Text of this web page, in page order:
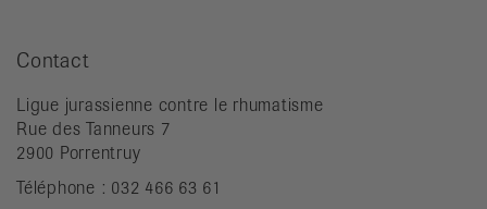
Contact
Ligue jurassienne contre le rhumatisme
Rue des Tanneurs 7
2900 Porrentruy
Téléphone : 032 466 63 61